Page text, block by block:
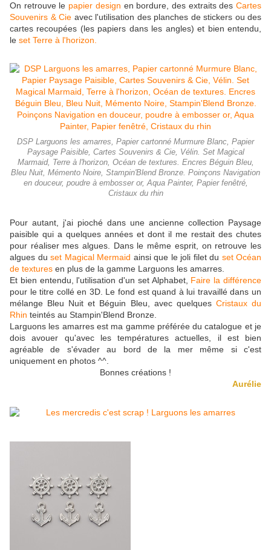
On retrouve le papier design en bordure, des extraits desCartes
Souvenirs & Cie avec l'utilisation des planches de stickers ou des
cartes recoupées (les papiers dans les angles) et bien entendu,
le set Terre à l'horizon.
DSP Larguons les amarres, Papier cartonné Murmure Blanc, Papier
Paysage Paisible, Cartes Souvenirs & Cie, Vélin. Set Magical
Marmaid, Terre à l'horizon, Océan de textures. Encres Béguin Bleu,
Bleu Nuit, Mémento Noire, Stampin'Blend Bronze. Poinçons Navigation
en douceur, poudre à embosser or, Aqua Painter, Papier fenêtré,
Cristaux du rhin
Pour autant, j'ai pioché dans une ancienne collection Paysage
paisible qui a quelques années et dont il me restait des chutes
pour réaliser mes algues. Dans le même esprit, on retrouve les
algues du set Magical Mermaid ainsi que le joli filet du set Océan
de textures en plus de la gamme Larguons les amarres.
Et bien entendu, l'utilisation d'un set Alphabet, Faire la différence
pour le titre collé en 3D. Le fond est quand à lui travaillé dans un
mélange Bleu Nuit et Béguin Bleu, avec quelques Cristaux du
Rhin teintés au Stampin'Blend Bronze.
Larguons les amarres est ma gamme préférée du catalogue et je
dois avouer qu'avec les températures actuelles, il est bien
agréable de s'évader au bord de la mer même si c'est
uniquement en photos ^^.
Bonnes créations !
Aurélie